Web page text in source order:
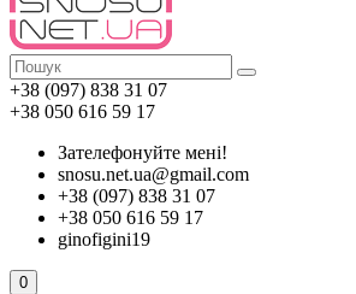
+38 (097) 838 31 07
+38 050 616 59 17
Зателефонуйте мені!
snosu.net.ua@gmail.com
+38 (097) 838 31 07
+38 050 616 59 17
ginofigini19
0